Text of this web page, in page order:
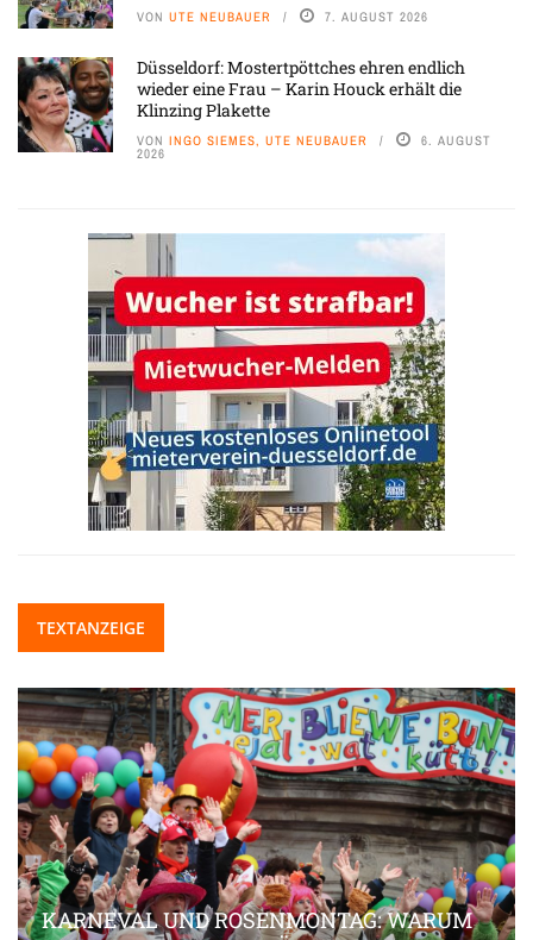
VON UTE NEUBAUER 7. AUGUST 2026
Düsseldorf: Mostertpöttches ehren endlich
wieder eine Frau – Karin Houck erhält die
Klinzing Plakette
VON INGO SIEMES, UTE NEUBAUER 6. AUGUST
2026
TEXTANZEIGE
KARNEVAL UND ROSENMONTAG: WARUM